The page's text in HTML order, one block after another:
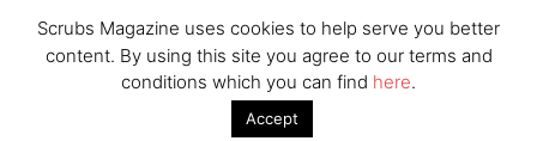
Jóvenes y asustados: Lo que significa ser un
nuevo médico durante la pandemia
Scrubs Magazine uses cookies to help serve you better
content. By using this site you agree to our terms and
conditions which you can find here.
Accept